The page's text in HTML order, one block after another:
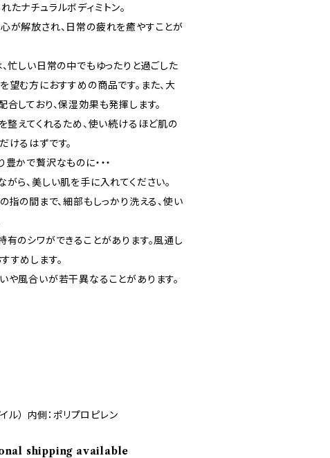
ナチュラルボディミトン。
が解放され、日常の疲れを癒やすことが
忙しい日常の中でもゆったりと過ごした
望む方におすすめの商品です。また、大
しており、保湿効果も発揮します。
整えてくれるため、使い続けるほど肌の
けるはずです。
かで贅沢なものに・・・
ら、美しい肌を手に入れてください。
指の間まで、細部もしっかり洗える、使い
のシワができることがあります。風通し
すめします。
や風合いが若干異なることがあります。
ル） 内側：ポリプロピレン
shipping available